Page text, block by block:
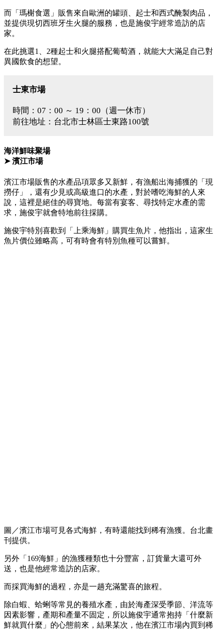
而「瑪榭食選」販售來自歐洲的罐頭、起士和西式醃製肉品，
並提供現切西班牙生火腿的服務，也是施俊宇經常造訪的店
家。
在此挑選1、2種起士和火腿搭配葡萄酒，就能大大滿足自己對
異國飲食的想望。
士東市場
時間：07：00 ～ 19：00（週一休市）
前往地址：台北市士林區士東路100號
海洋鮮味聚場
➤ 濱江市場
濱江市場販售的水產品項眾多又新鮮，有漁船出海捕獲的「現
撈仔」，還有少見或高級進口的水產，對於嗜吃海鮮的人來
說，這裡是絕佳的尋寶地。每當有宴客、尋找特定水產的需
求，施俊宇就會特地前往採購。
施俊宇特別喜歡到「上乘海鮮」購買生魚片，他指出，這家生
魚片價位雖略高，可有時會有特別魚種可以嘗鮮。
圖／濱江市場可見各式海鮮，有時還能找到稀有漁獲。台北畫
刊提供。
另外「169海鮮」的漁獲種類也十分豐富，訂貨量大還可外
送，也是他經常造訪的店家。
而採買海鮮的過程，亦是一趟充滿驚喜的旅程。
除白蝦、蛤蜊等常見的養殖水產，由於海產深受季節、洋流等
因素影響，產期和產量不固定，所以施俊宇通常抱持「什麼新
鮮就買什麼」的心態前來，結果某次，他在濱江市場內買到稀